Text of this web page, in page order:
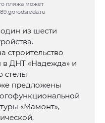
пляжа может
из шести
строительство
в ДНТ «Надежда» и
стелы
предложены
«Мамонт»,